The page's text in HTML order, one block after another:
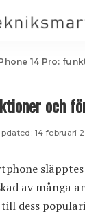
14 Pro:
och
14 februari
av många
dess